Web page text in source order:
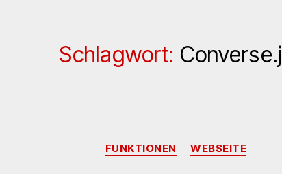
Schlagwort:
Kategorien
FUNKTIONEN WEBSEITE